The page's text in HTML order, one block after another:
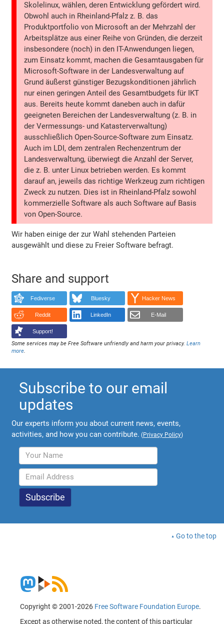
Skolelinux, wählen, deren Entwicklung gefördert wird.
Obwohl auch in Rheinland-Pfalz z. B. das
Produktportfolio von Microsoft an der Mehrzahl der
Arbeitsplätze aus einer Reihe von Gründen, die derzeit
insbesondere (noch) in den IT-Anwendungen liegen,
zum Einsatz kommt, machen die Gesamtausgaben für
Microsoft-Software in der Landesverwaltung auf
Grund äußerst günstiger Bezugskonditionen jährlich
nur einen geringen Anteil des Gesamtbudgets für IKT
aus. Bereits heute kommt daneben auch in dafür
geeigneten Bereichen der Landesverwaltung (z. B. in
der Vermessungs- und Katasterverwaltung)
ausschließlich Open-Source-Software zum Einsatz.
Auch im LDI, dem zentralen Rechenzentrum der
Landesverwaltung, überwiegt die Anzahl der Server,
die z. B. unter Linux betrieben werden. Es kommt
darauf an, jeweils das richtige Werkzeug zum richtigen
Zweck zu nutzen. Dies ist in Rheinland-Pfalz sowohl
kommerzielle Software als auch Software auf Basis
von Open-Source.
Wir haben einige der zur Wahl stehenden Parteien
ausgewählt und diese zu Freier Software befragt.
Share and support
Fediverse Bluesky Hacker News
Reddit LinkedIn E-Mail
Support!
Some services may be Free Software unfriendly and harm your privacy.Learn
more.
Subscribe to our email
updates
Our experts inform you about current news, events,
activities, and how you can contribute. (Privacy Policy)
Go to the top
Copyright © 2001-2026 Free Software Foundation Europe.
Except as otherwise noted, the content of this particular